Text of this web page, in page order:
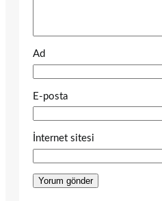
Ad
E-posta
İnternet sitesi